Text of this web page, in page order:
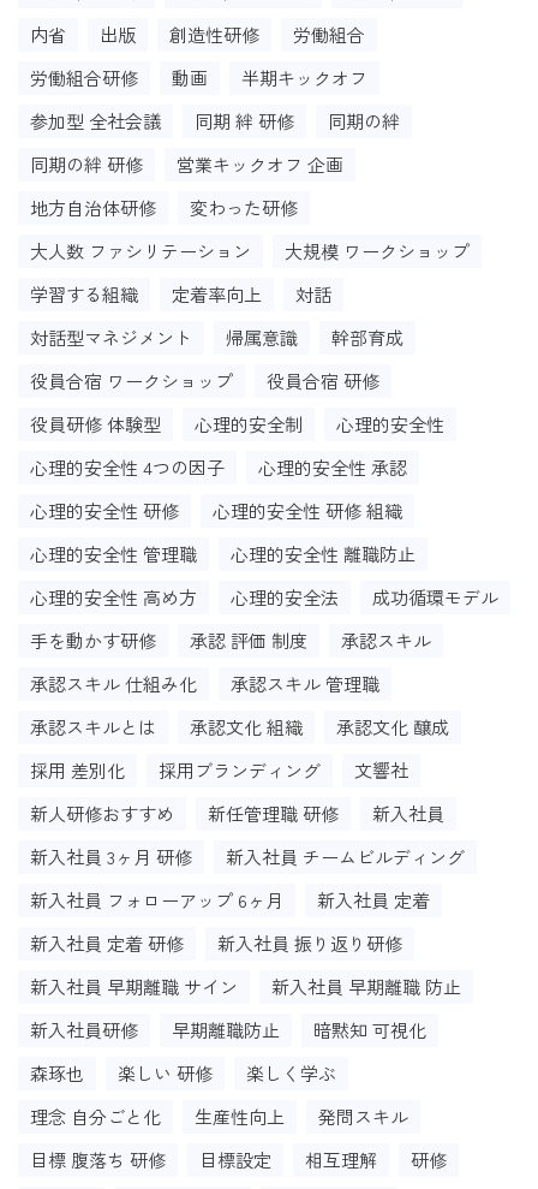
内省
出版 創造性研修
労働組合
労働組合研修
動画
半期キックオフ
参加型 全社会議
同期 絆 研修
同期の絆
同期の絆 研修
営業キックオフ 企画
地方自治体研修
変わった研修
大人数 ファシリテーション
大規模 ワークショップ
学習する組織
定着率向上
対話
対話型マネジメント
帰属意識
幹部育成
役員合宿 ワークショップ
役員合宿 研修
役員研修 体験型
心理的安全制
心理的安全性
心理的安全性 4つの因子
心理的安全性 承認
心理的安全性 研修
心理的安全性 研修 組織
心理的安全性 管理職
心理的安全性 離職防止
心理的安全性 高め方
心理的安全法
成功循環モデル
手を動かす研修
承認 評価 制度
承認スキル
承認スキル 仕組み化
承認スキル 管理職
承認スキルとは
承認文化 組織
承認文化 醸成
採用 差別化
採用ブランディング
文響社
新人研修おすすめ
新任管理職 研修
新入社員
新入社員 3ヶ月 研修
新入社員 チームビルディング
新入社員 フォローアップ 6ヶ月
新入社員 定着
新入社員 定着 研修
新入社員 振り返り研修
新入社員 早期離職 サイン
新入社員 早期離職 防止
新入社員研修
早期離職防止
暗黙知 可視化
森琢也
楽しい 研修
楽しく学ぶ
理念 自分ごと化
生産性向上
発問スキル
目標 腹落ち 研修
目標設定 相互理解
研修